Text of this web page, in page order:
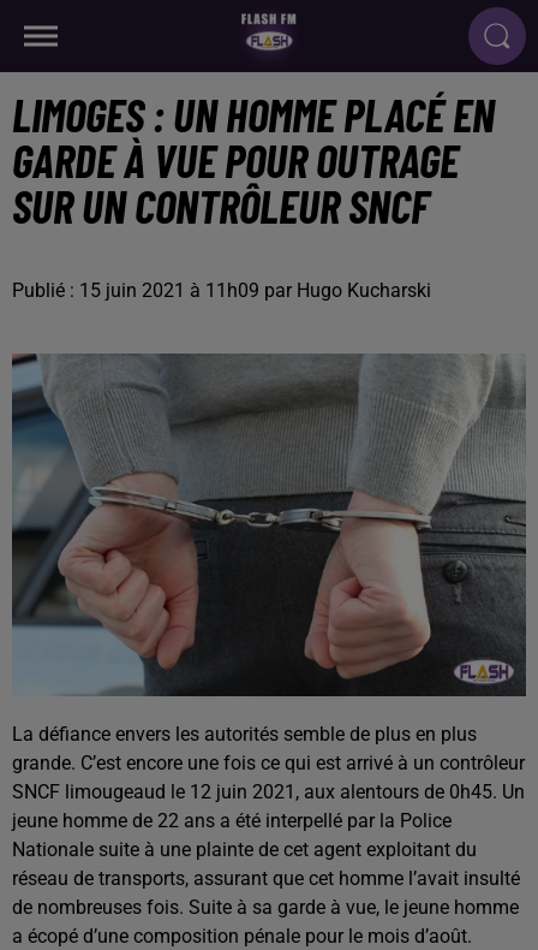
LIMOGES : UN HOMME PLACÉ EN
GARDE À VUE POUR OUTRAGE
SUR UN CONTRÔLEUR SNCF
Publié : 15 juin 2021 à 11h09 par Hugo Kucharski
La défiance envers les autorités semble de plus en plus
grande. C’est encore une fois ce qui est arrivé à un contrôleur
SNCF limougeaud le 12 juin 2021, aux alentours de 0h45. Un
jeune homme de 22 ans a été interpellé par la Police
Nationale suite à une plainte de cet agent exploitant du
réseau de transports, assurant que cet homme l’avait insulté
de nombreuses fois. Suite à sa garde à vue, le jeune homme
a écopé d’une composition pénale pour le mois d’août.